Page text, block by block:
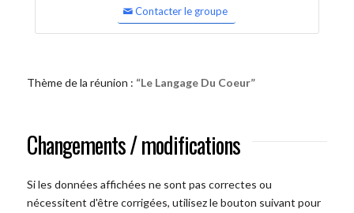
Contacter le groupe
Thème de la réunion : “Le Langage Du Coeur”
Changements / modifications
Si les données affichées ne sont pas correctes ou
nécessitent d'être corrigées, utilisez le bouton suivant pour